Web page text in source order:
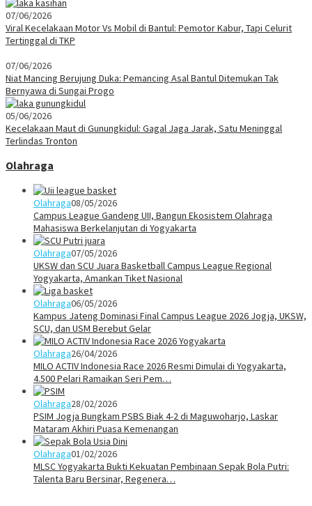
07/06/2026
Viral Kecelakaan Motor Vs Mobil di Bantul: Pemotor Kabur, Tapi Celurit
Tertinggal di TKP
07/06/2026
Niat Mancing Berujung Duka: Pemancing Asal Bantul Ditemukan Tak
Bernyawa di Sungai Progo
05/06/2026
Kecelakaan Maut di Gunungkidul: Gagal Jaga Jarak, Satu Meninggal
Terlindas Tronton
Olahraga
Olahraga08/05/2026
Campus League Gandeng UII, Bangun Ekosistem Olahraga
Mahasiswa Berkelanjutan di Yogyakarta
Olahraga07/05/2026
UKSW dan SCU Juara Basketball Campus League Regional
Yogyakarta, Amankan Tiket Nasional
Olahraga06/05/2026
Kampus Jateng Dominasi Final Campus League 2026 Jogja, UKSW,
SCU, dan USM Berebut Gelar
Olahraga26/04/2026
MILO ACTIV Indonesia Race 2026 Resmi Dimulai di Yogyakarta,
4.500 Pelari Ramaikan Seri Pem…
Olahraga28/02/2026
PSIM Jogja Bungkam PSBS Biak 4-2 di Maguwoharjo, Laskar
Mataram Akhiri Puasa Kemenangan
Olahraga01/02/2026
MLSC Yogyakarta Bukti Kekuatan Pembinaan Sepak Bola Putri:
Talenta Baru Bersinar, Regenera…